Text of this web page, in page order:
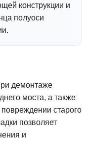
конструкции и
полуоси
демонтаже
моста, а также
старого
позволяет
и